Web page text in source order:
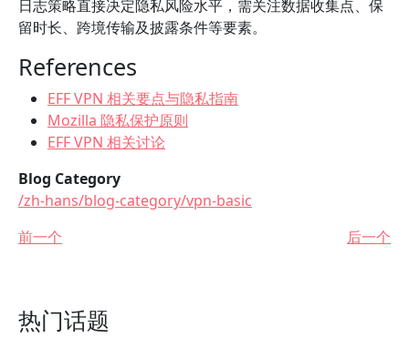
日志策略直接决定隐私风险水平，需关注数据收集点、保
留时长、跨境传输及披露条件等要素。
References
EFF VPN 相关要点与隐私指南
Mozilla 隐私保护原则
EFF VPN 相关讨论
Blog Category
/zh-hans/blog-category/vpn-basic
前一个
后一个
热门话题